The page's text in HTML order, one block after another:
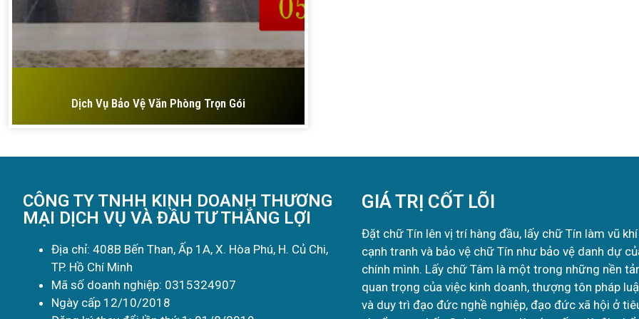
Dịch Vụ Bảo Vệ Văn Phòng Trọn Gói
CÔNG TY TNHH KINH DOANH THƯƠNG
MẠI DỊCH VỤ VÀ ĐẦU TƯ THẮNG LỢI
Địa chỉ: 408B Bến Than, Ấp 1A, X. Hòa Phú, H. Củ Chi,
TP. Hồ Chí Minh
Mã số doanh nghiệp: 0315324907
Ngày cấp 12/10/2018
GIÁ TRỊ CỐT LÕI
Đặt chữ Tín lên vị trí hàng đầu, lấy chữ Tín làm vũ khí
cạnh tranh và bảo vệ chữ Tín như bảo vệ danh dự
chính mình. Lấy chữ Tâm là một trong những nền
quan trọng của việc kinh doanh, thượng tôn pháp
và duy trì đạo đức nghề nghiệp, đạo đức xã hội ở